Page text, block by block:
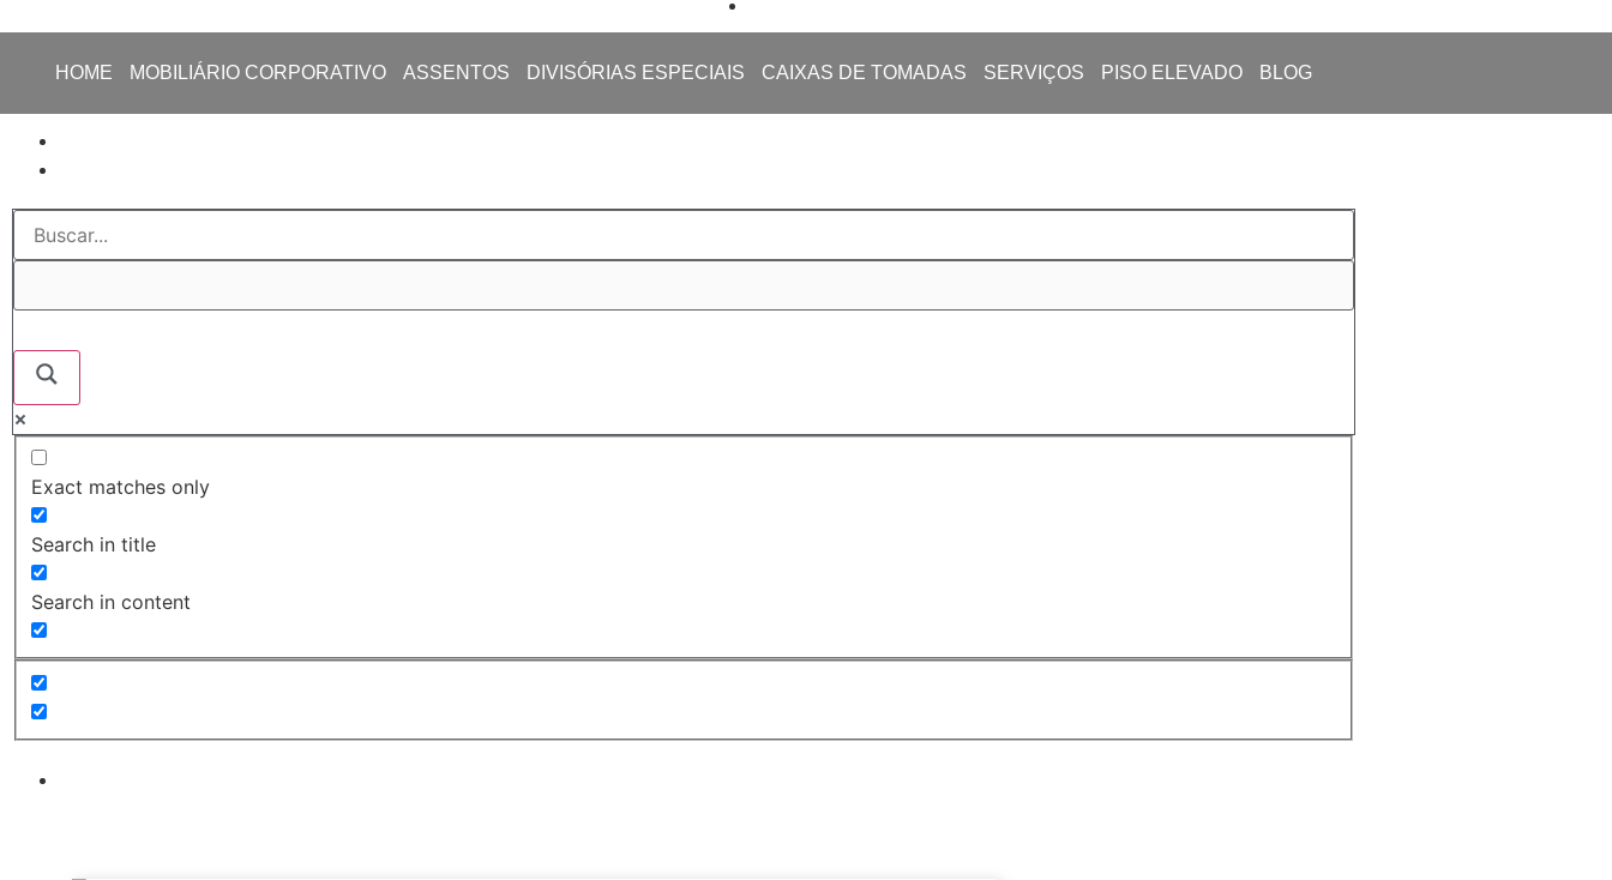
HOME MOBILIÁRIO CORPORATIVO ASSENTOS DIVISÓRIAS ESPECIAIS CAIXAS DE TOMADAS SERVIÇOS PISO ELEVADO BLOG
Exact matches only
Search in title
Search in content